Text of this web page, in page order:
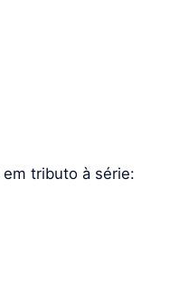
tributo à série: